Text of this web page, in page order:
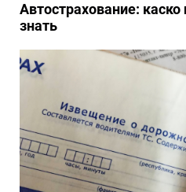
Автострахование:
знать